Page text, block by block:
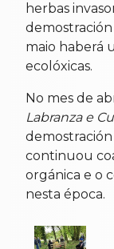
herbas
maio haberá
ecolóxicas.
No mes de
Labranza e
continuou
orgánica e o
nesta época.